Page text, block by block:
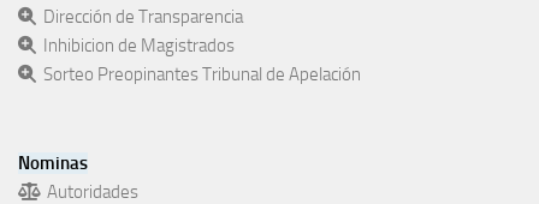
Dirección de Transparencia
Inhibicion de Magistrados
Sorteo Preopinantes Tribunal de Apelación
Nominas
Autoridades